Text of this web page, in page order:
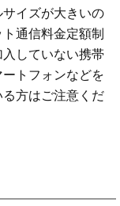
イズが大きいの
通信料金定額制
していない携帯
トフォンなどを
方はご注意くだ